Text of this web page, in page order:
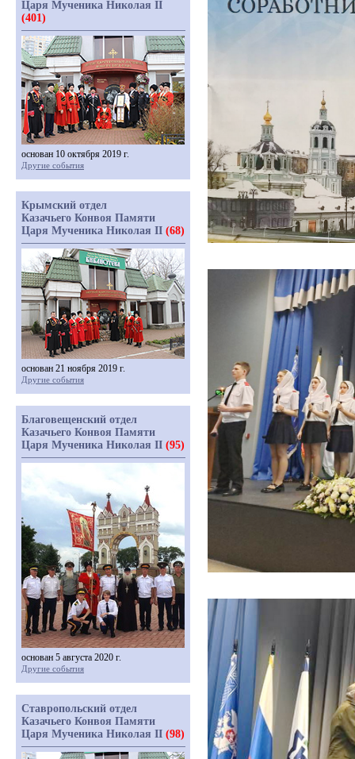
Царя Мученика Николая II
(401)
основан 10 октября 2019 г.
Другие события
Крымский отдел
Казачьего Конвоя Памяти
Царя Мученика Николая II (68)
основан 21 ноября 2019 г.
Другие события
Благовещенский отдел
Казачьего Конвоя Памяти
Царя Мученика Николая II (95)
основан 5 августа 2020 г.
Другие события
Ставропольский отдел
Казачьего Конвоя Памяти
Царя Мученика Николая II (98)